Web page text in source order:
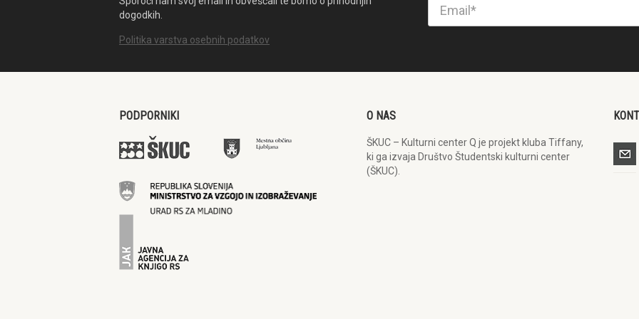
dogodkih.
Politika varstva osebnih podatkov
PODPORNIKI O NAS
ŠKUC – Kulturni center Q je projekt kluba Tiffany,
ki ga izvaja Društvo Študentski kulturni center
(ŠKUC).